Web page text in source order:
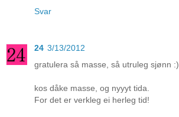
Svar
24 3/13/2012
gratulera så masse, så utruleg sjønn :)
kos dåke masse, og nyyyt tida.
For det er verkleg ei herleg tid!